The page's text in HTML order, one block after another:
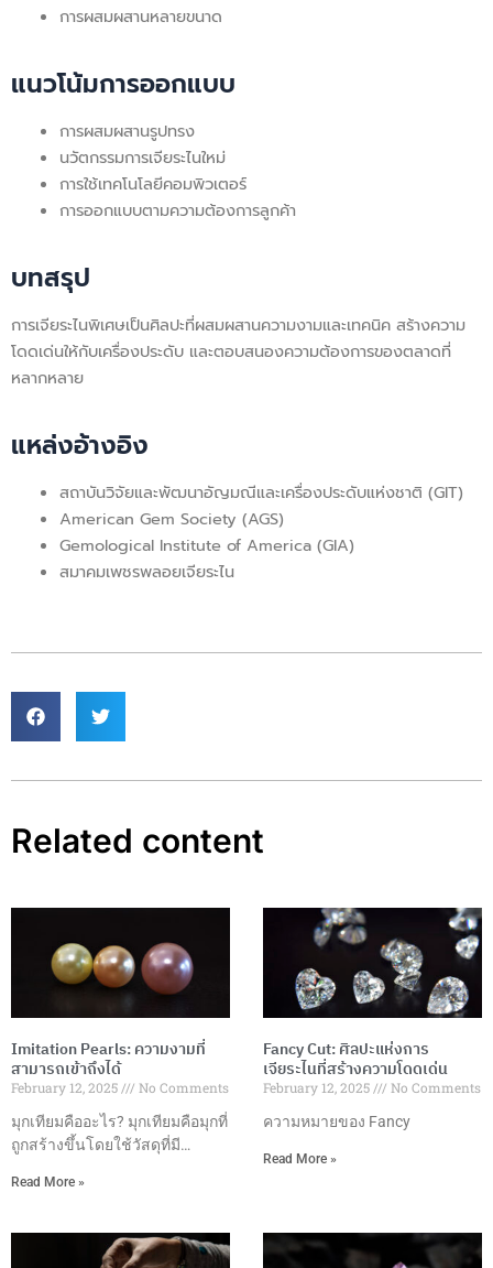
การผสมผสานหลายขนาด
แนวโน้มการออกแบบ
การผสมผสานรูปทรง
นวัตกรรมการเจียระไนใหม่
การใช้เทคโนโลยีคอมพิวเตอร์
การออกแบบตามความต้องการลูกค้า
บทสรุป
การเจียระไนพิเศษเป็นศิลปะที่ผสมผสานความงามและเทคนิค สร้างความ
โดดเด่นให้กับเครื่องประดับ และตอบสนองความต้องการของตลาดที่
หลากหลาย
แหล่งอ้างอิง
สถาบันวิจัยและพัฒนาอัญมณีและเครื่องประดับแห่งชาติ (GIT)
American Gem Society (AGS)
Gemological Institute of America (GIA)
สมาคมเพชรพลอยเจียระไน
Related content
Imitation Pearls: ความงามที่
สามารถเข้าถึงได้
February 12, 2025
No Comments
มุกเทียมคืออะไร? มุกเทียมคือมุกที่
ถูกสร้างขึ้นโดยใช้วัสดุที่มี
ธรรมชาติ
Read More »
Fancy Cut: ศิลปะแห่งการ
เจียระไนที่สร้างความโดดเด่น
February 12, 2025
No Comments
ความหมายของ Fancy
Read More »